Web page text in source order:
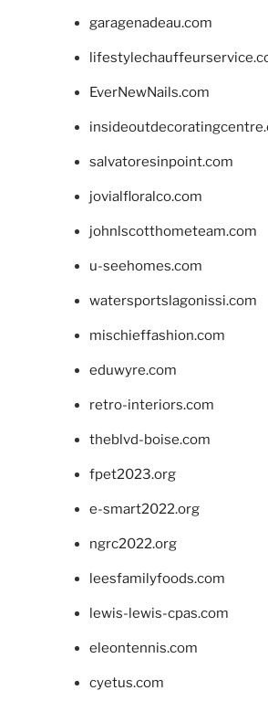
garagenadeau.com
EverNewNails.com
salvatoresinpoint.com
jovialfloralco.com
johnlscotthometeam.com
u-seehomes.com
watersportslagonissi.com
mischieffashion.com
eduwyre.com
retro-interiors.com
theblvd-boise.com
fpet2023.org
e-smart2022.org
ngrc2022.org
leesfamilyfoods.com
lewis-lewis-cpas.com
eleontennis.com
cyetus.com